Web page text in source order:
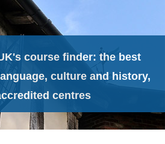
course finder: the best
culture and history,
centres